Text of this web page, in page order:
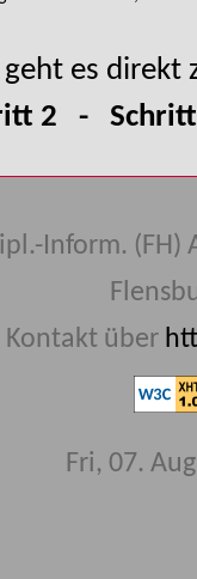
es direkt
2 -
Inform. (FH)
Kontakt über
Fri, 07.